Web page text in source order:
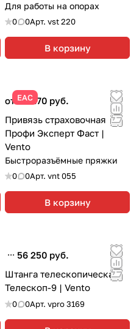
Для работы на опорах
0 0Арт. vst 220
В корзину
ЕАС
от 26 270 руб.
Привязь страховочная
Профи Эксперт Фаст |
Vento
Быстроразъёмные пряжки
0 0Арт. vnt 055
В корзину
56 250 руб.
Штанга телескопическая
Телескоп-9 | Vento
0 0Арт. vpro 3169